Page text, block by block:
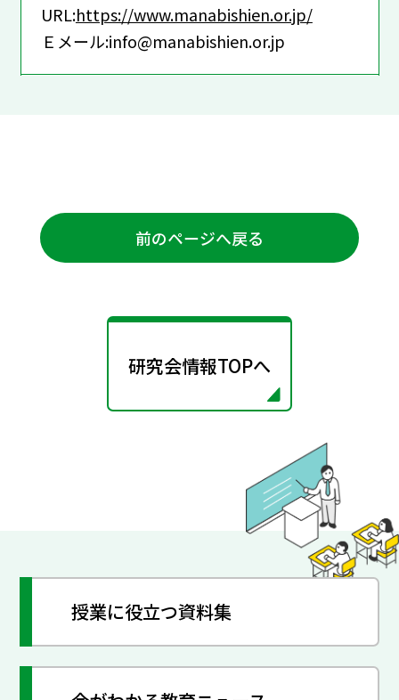
URL:https://www.manabishien.or.jp/
Ｅメール:info@manabishien.or.jp
前のページへ戻る
研究会情報TOPへ
授業に役立つ資料集